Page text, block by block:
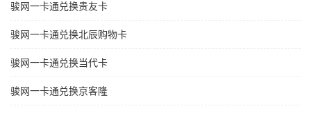
骏网一卡通兑换贵友卡
骏网一卡通兑换北辰购物卡
骏网一卡通兑换当代卡
骏网一卡通兑换京客隆